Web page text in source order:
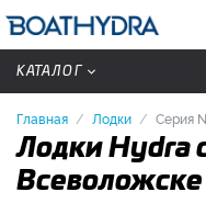
КАТАЛОГ
Главная Лодки Серия
Лодки Hydra
Всеволожске